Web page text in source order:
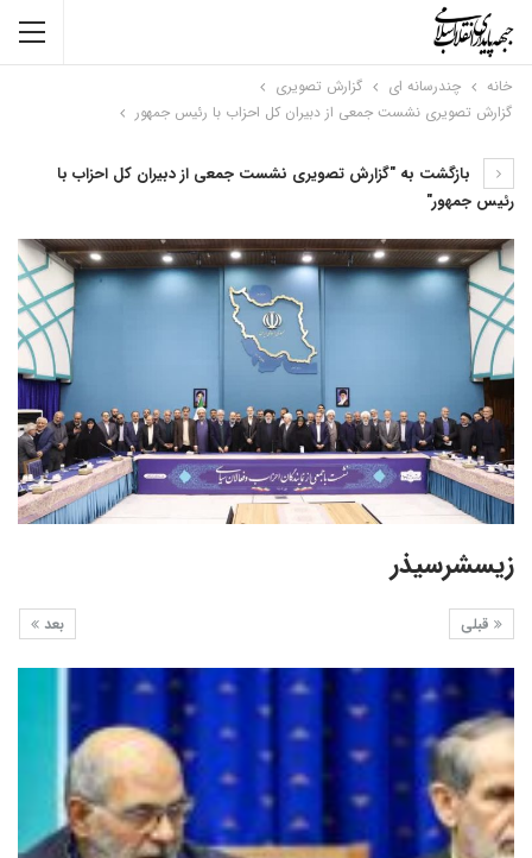
خانه چندرسانه ای
گزارش تصویری
گزارش تصویری نشست جمعی از دبیران کل احزاب با رئیس جمهور
بازگشت به "گزارش تصویری نشست جمعی از دبیران کل احزاب با
رئیس جمهور"
زیسشرسیذر
بعد قبلی